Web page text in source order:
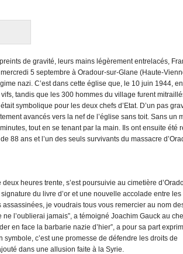
de gravité, leurs mains légèrement entrelacés,
5 septembre à Oradour-sur-Glane (Haute-
nazi. C’est dans cette église que, le 10 juin 1944,
tandis que les 300 hommes du village furent
symbolique pour les deux chefs d’Etat. D’un pas
avancés vers la nef de l’église sans toit. Sans un
tout en se tenant par la main. Ils ont ensuite été
88 ans et l’un des seuls survivants du massacre
heures trente, s’est poursuivie au cimetière
du livre d’or et une nouvelle accolade entre les
je voudrais tous vous remercier au nom
l’oublierai jamais”, a témoigné Joachim Gauck au
en face la barbarie nazie d’hier”, a pour sa part
c’est une promesse de défendre les droits de
dans une allusion faite à la Syrie.